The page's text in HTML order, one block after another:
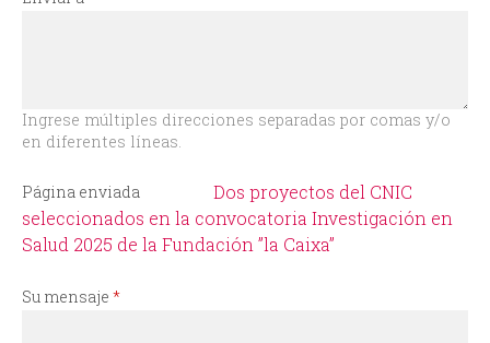
d
b
Ingrese múltiples direcciones separadas por comas y/o
en diferentes líneas.
Página enviada
Dos proyectos del CNIC
seleccionados en la convocatoria Investigación en
Salud 2025 de la Fundación ”la Caixa”
Su mensaje *